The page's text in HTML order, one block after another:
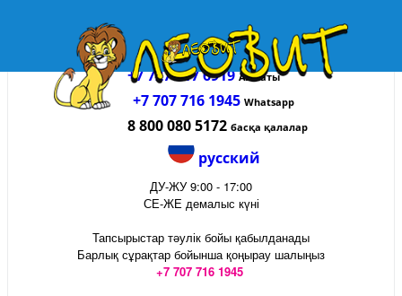
+7 727 317 6919Алматы
+7 707 716 1945 Whatsapp
8 800 080 5172 басқа қалалар
русский
ДУ-ЖУ 9:00 - 17:00
СЕ-ЖЕ демалыс күні
Тапсырыстар тәулік бойы қабылданады
Барлық сұрақтар бойынша қоңырау шалыңыз
+7 707 716 1945